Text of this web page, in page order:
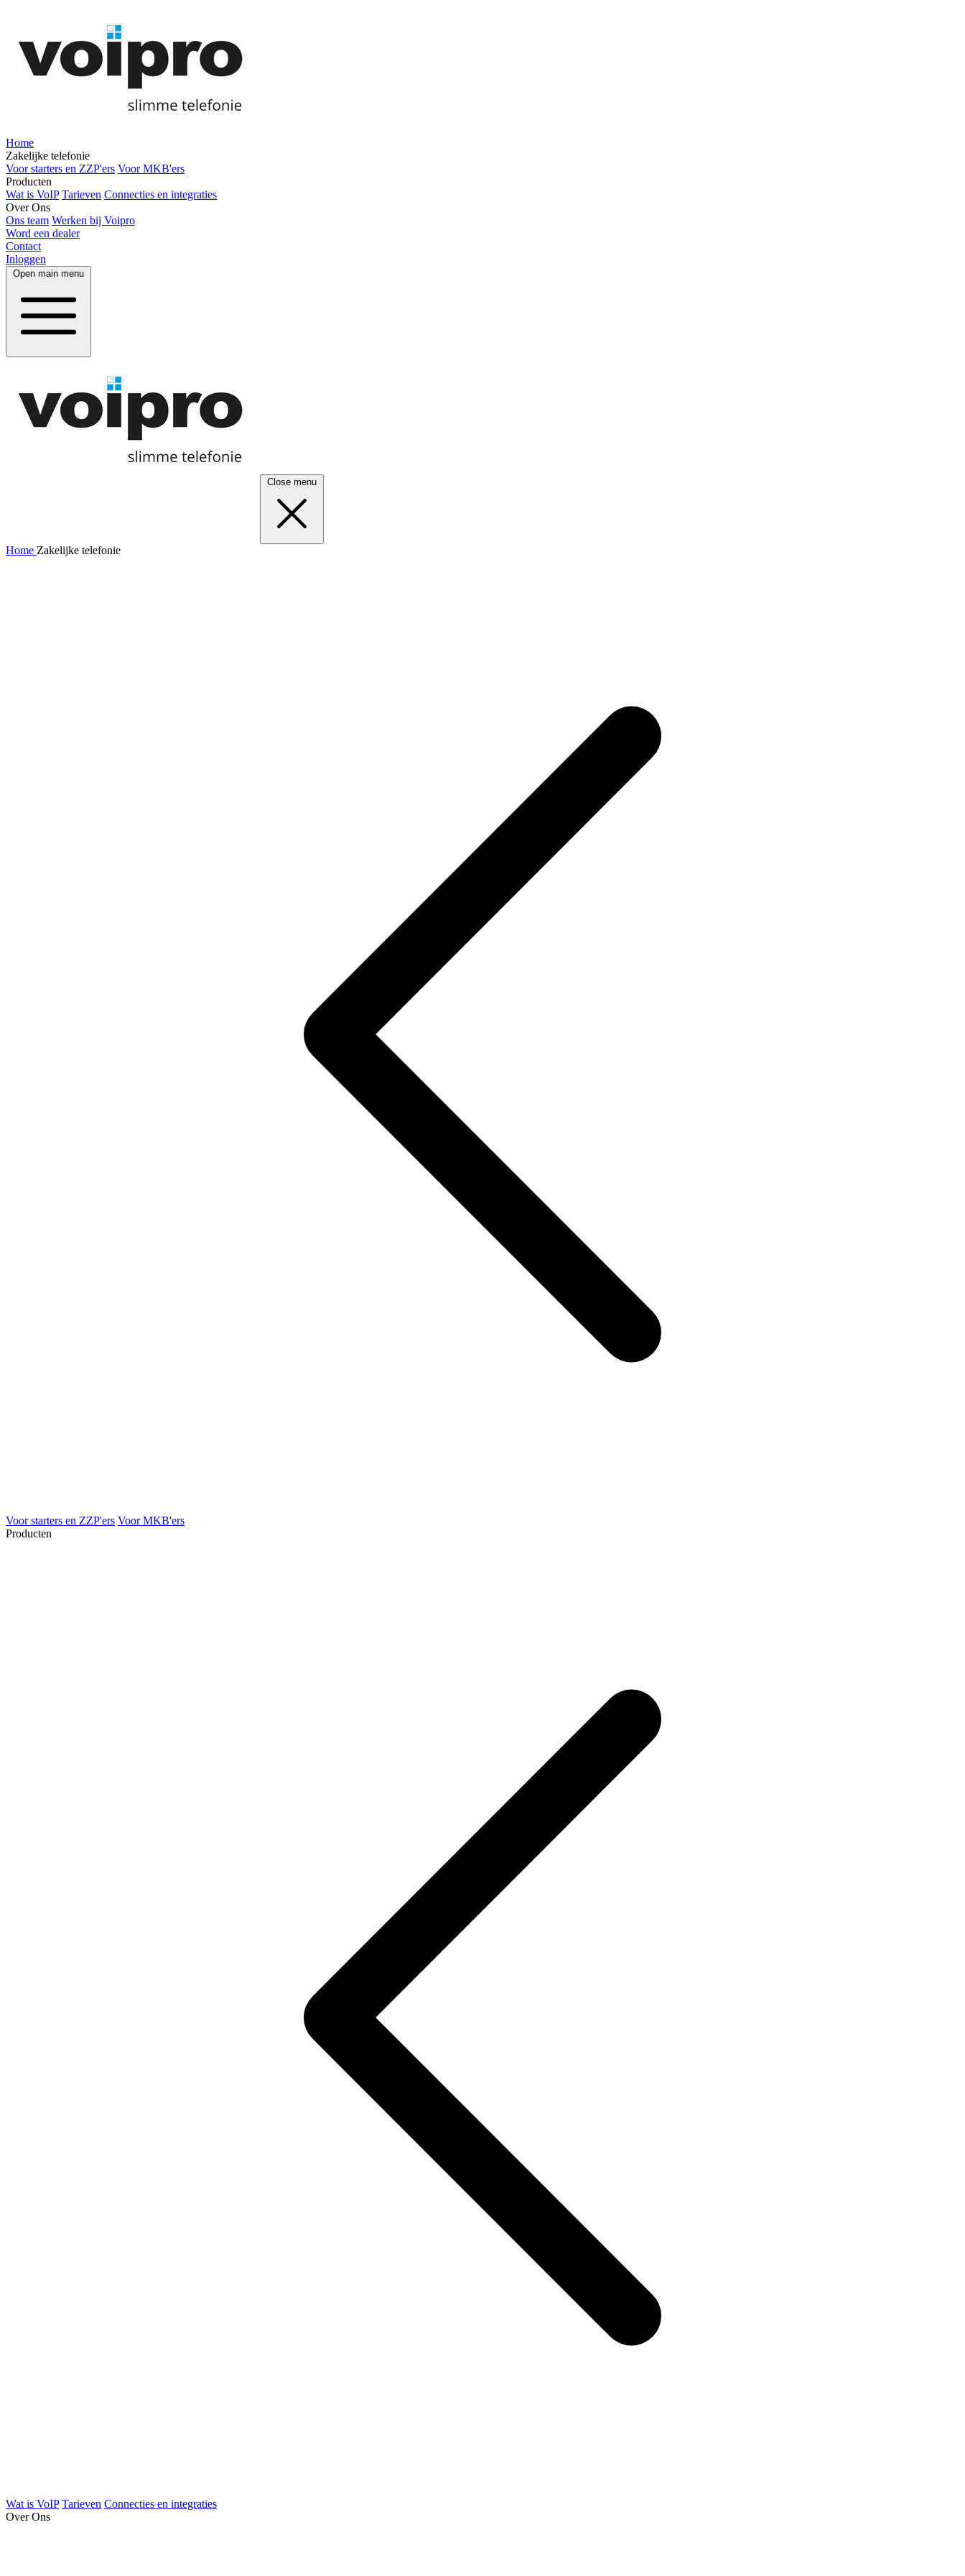
Home
Zakelijke telefonie
Voor starters en ZZP'ers Voor MKB'ers
Producten
Wat is VoIP Tarieven Connecties en integraties
Over Ons
Ons team Werken bij Voipro
Word een dealer
Contact
Inloggen
Open main menu
Close menu
Home Zakelijke telefonie
Voor starters en ZZP'ers Voor MKB'ers
Producten
Wat is VoIP Tarieven Connecties en integraties
Over Ons